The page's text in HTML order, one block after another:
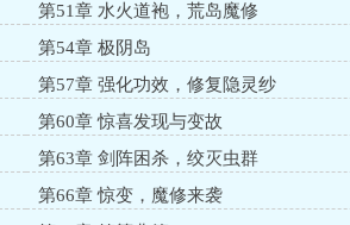
第51章 水火道袍，荒岛魔修
第54章 极阴岛
第57章 强化功效，修复隐灵纱
第60章 惊喜发现与变故
第63章 剑阵困杀，绞灭虫群
第66章 惊变，魔修来袭